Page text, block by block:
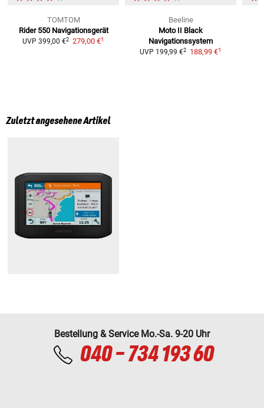
TOMTOM
Rider 550 Navigationsgerät
UVP 399,00 €2 279,00 €1
Beeline
Moto II Black
Navigationssystem
UVP 199,99 €2 188,99 €1
Zuletzt angesehene Artikel
Bestellung & Service Mo.-Sa. 9-20 Uhr
040 - 734 193 60